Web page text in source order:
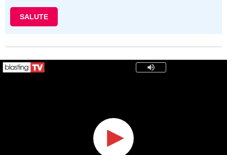
SALUTE